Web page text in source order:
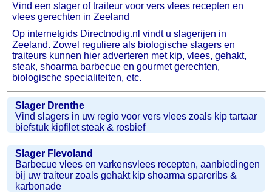
Vind een slager of traiteur voor vers vlees recepten en
vlees gerechten in Zeeland
Op internetgids Directnodig.nl vindt u slagerijen in
Zeeland. Zowel reguliere als biologische slagers en
traiteurs kunnen hier adverteren met kip, vlees, gehakt,
steak, shoarma barbecue en gourmet gerechten,
biologische specialiteiten, etc.
Slager Drenthe
Vind slagers in uw regio voor vers vlees zoals kip tartaar
biefstuk kipfilet steak & rosbief
Slager Flevoland
Barbecue vlees en varkensvlees recepten, aanbiedingen
bij uw traiteur zoals gehakt kip shoarma spareribs &
karbonade